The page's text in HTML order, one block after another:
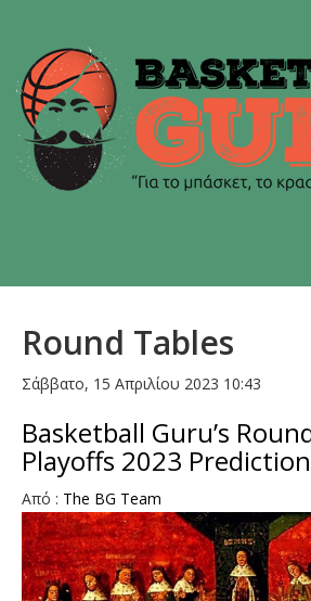
Round Tables
Σάββατο, 15 Απριλίου 2023 10:43
Basketball Guru’s
Playoffs 2023
Aπό : The BG Team